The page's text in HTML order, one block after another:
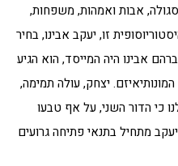
אבות ואמהות, משפחות,
זו, יעקב אבינו, בחיר
אבינו היה המייסד, הוא הגיע
יצחק, עולה תמימה,
כי הדור השני, על אף טבעו
מתחיל בתנאי פתיחה גרועים